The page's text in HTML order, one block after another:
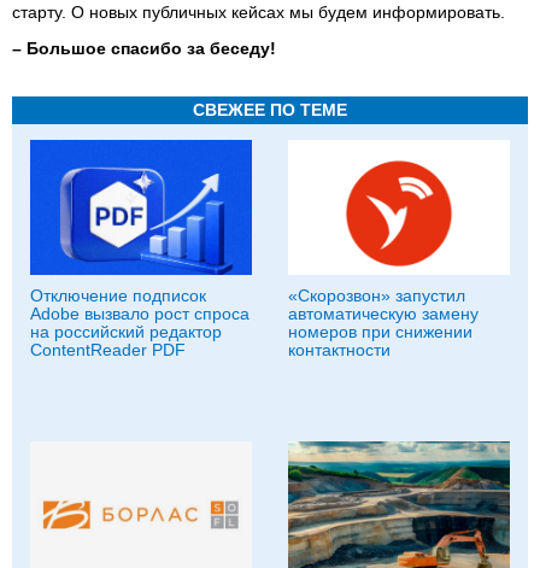
старту. О новых публичных кейсах мы будем информировать.
– Большое спасибо за беседу!
СВЕЖЕЕ ПО ТЕМЕ
Отключение подписок
Adobe вызвало рост спроса
на российский редактор
ContentReader PDF
«Скорозвон» запустил
автоматическую замену
номеров при снижении
контактности